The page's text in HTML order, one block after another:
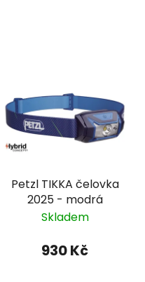
Petzl TIKKA čelovka
2025 - modrá
Skladem
930 Kč